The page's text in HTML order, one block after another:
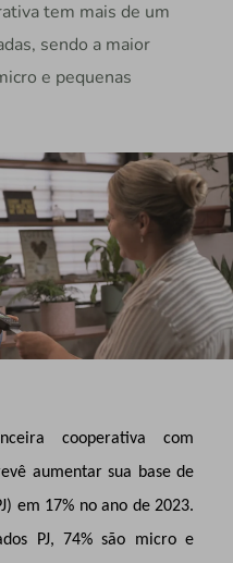
tem mais de um
sendo a maior
e pequenas
cooperativa com
aumentar sua base de
em 17% no ano de 2023.
PJ, 74% são micro e